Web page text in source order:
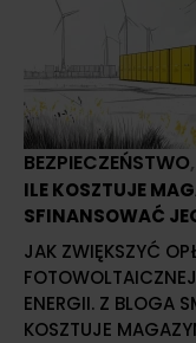
BEZPIECZEŃSTWO,
ILE KOSZTUJE
SFINANSOWAĆ
JAK ZWIĘKSZYĆ
ENERGII. Z BLOGA
KOSZTUJE